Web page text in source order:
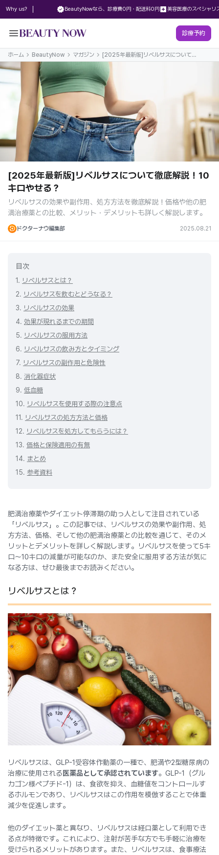
Why us? new_releasesBeautyNowなら、診療費0円・配送料0円local_hospital美容医療のスペシャリ
menu 診療予約
ホーム BeautyNow マガジン
[2025年最新版]リベルサスについて徹
底解説！10キロやせる？
[2025年最新版]リベルサスについて徹底解説！10
キロやせる？
リベルサスの効果や副作用、処方方法を徹底解説！価格や他の肥
満治療薬との比較、メリット・デメリットも詳しく解説します。
ドクターナウ編集部 2025.08.21
目次
1. リベルサスとは？
2. リベルサスを飲むとどうなる？
3. リベルサスの効果
4. 効果が現れるまでの期間
5. リベルサスの服用方法
6. リベルサスの飲み方とタイミング
7. リベルサスの副作用と危険性
8. 消化器症状
9. 低血糖
10. リベルサスを使用する際の注意点
11. リベルサスの処方方法と価格
12. リベルサスを処方してもらうには？
13. 価格と保険適用の有無
14. まとめ
15. 参考資料
肥満治療薬やダイエット停滞期の助っ人として注目されている
「リベルサス」。この記事では、リベルサスの効果や副作用、処
方方法、価格、そして他の肥満治療薬との比較を通じて、そのメ
リットとデメリットを詳しく解説します。リベルサスを使って5キ
ロ～10キロの減量が可能なのか、また安全に服用する方法が気に
なる方は、ぜひ最後までお読みください。
リベルサスとは？
リベルサスは、GLP-1受容体作動薬の一種で、肥満や2型糖尿病の
治療に使用される医薬品として承認されています。GLP-1（グル
カゴン様ペプチド-1）は、食欲を抑え、血糖値をコントロールす
るホルモンであり、リベルサスはこの作用を模倣することで体重
減少を促進します。
他のダイエット薬と異なり、リベルサスは経口薬として利用でき
る点が特徴です。これにより、注射が苦手な方でも手軽に治療を
受けられるメリットがあります。また、リベルサスは、食事療法